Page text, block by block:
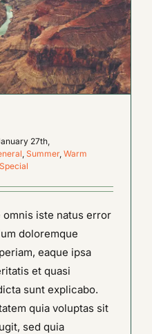
27th,
Summer, Warm
Special
iste natus error
doloremque
eaque ipsa
et quasi
sunt explicabo.
quia voluptas sit
sed quia